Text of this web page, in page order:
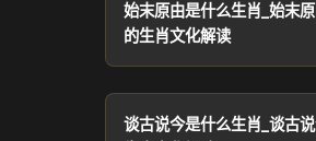
始末原由是什么生肖_始末
的生肖文化解读
谈古说今是什么生肖_谈古